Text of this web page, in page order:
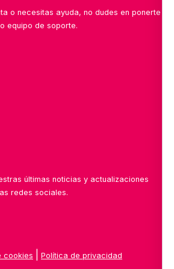
o necesitas ayuda, no dudes en ponerte
equipo de soporte.
últimas noticias y actualizaciones
redes sociales.
cookies Política de privacidad